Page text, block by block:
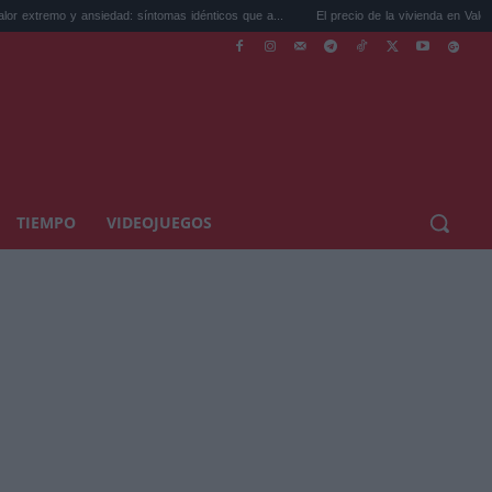
síntomas idénticos que a... El precio de la vivienda en Valencia sube a
TIEMPO VIDEOJUEGOS